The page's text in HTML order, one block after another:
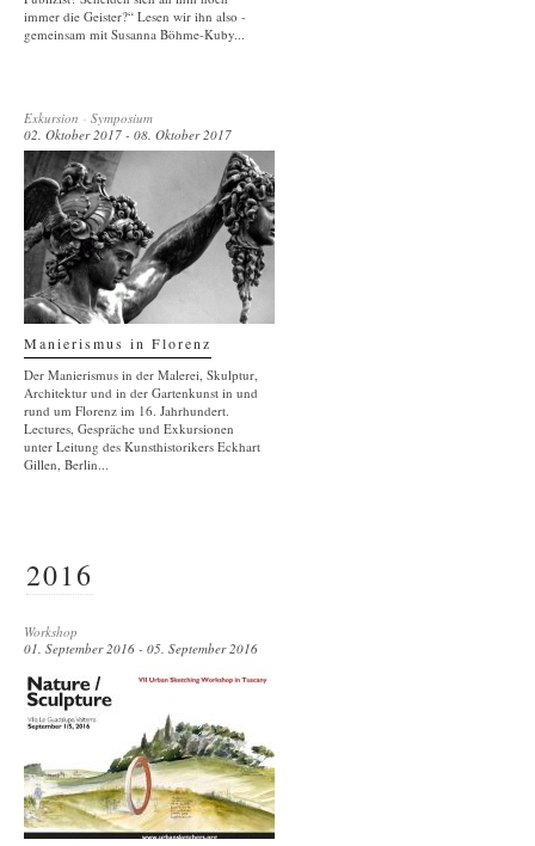
immer die Geister?“ Lesen wir ihn also -
gemeinsam mit Susanna Böhme-Kuby...
Exkursion - Symposium
02. Oktober 2017 - 08. Oktober 2017
Manierismus in Florenz
Der Manierismus in der Malerei, Skulptur,
Architektur und in der Gartenkunst in und
rund um Florenz im 16. Jahrhundert.
Lectures, Gespräche und Exkursionen
unter Leitung des Kunsthistorikers Eckhart
Gillen, Berlin...
2016
Workshop
01. September 2016 - 05. September 2016